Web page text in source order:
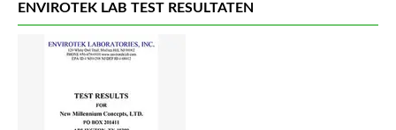
ENVIROTEK LAB TEST RESULTATEN